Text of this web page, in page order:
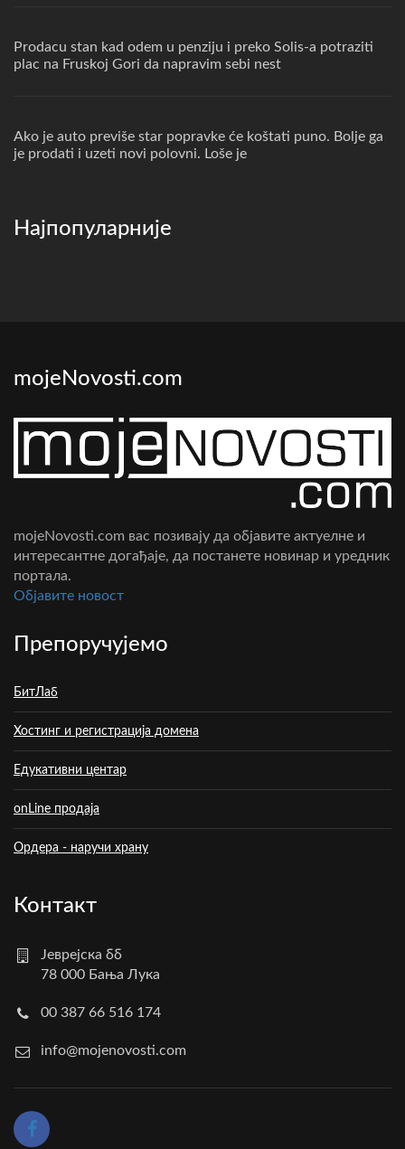
Prodacu stan kad odem u penziju i preko Solis-a potraziti
plac na Fruskoj Gori da napravim sebi nest
Ako je auto previše star popravke će koštati puno. Bolje ga
je prodati i uzeti novi polovni. Loše je
Најпопуларније
mojeNovosti.com
mojeNovosti.com вас позивају да објавите актуелне и
интересантне догађаје, да постанете новинар и уредник
портала.
Oбјавите новост
Препоручујемо
БитЛаб
Хостинг и регистрација домена
Едукативни центар
onLine продаја
Ордера - наручи храну
Контакт
Јеврејска бб
78 000 Бања Лука
00 387 66 516 174
info@mojenovosti.com